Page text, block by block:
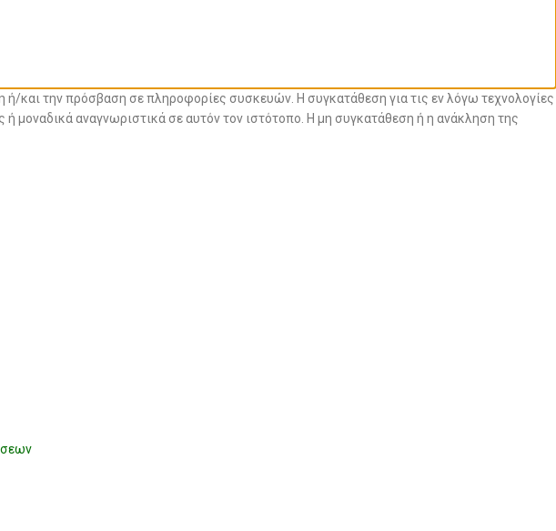
ή/και την πρόσβαση σε πληροφορίες συσκευών. Η συγκατάθεση για τις εν λόγω τεχνολογίες
αναγνωριστικά σε αυτόν τον ιστότοπο. Η μη συγκατάθεση ή η ανάκληση της